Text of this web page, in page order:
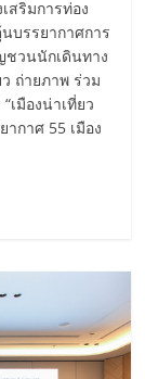
สริมการท่อง
บรรยากาศการ
ชวนนักเดินทาง
ถ่ายภาพ ร่วม
เมืองน่าเที่ยว
กาศ 55 เมือง